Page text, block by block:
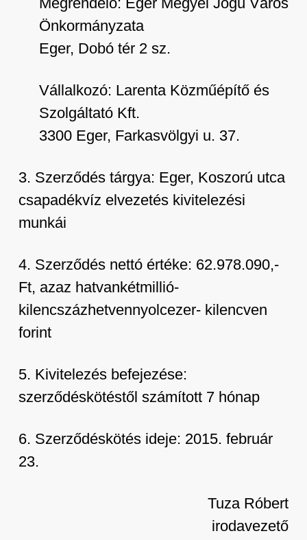
Önkormányzata
Eger, Dobó tér 2 sz.
Vállalkozó: Larenta Közműépítő és
Szolgáltató Kft.
3300 Eger, Farkasvölgyi u. 37.
3. Szerződés tárgya: Eger, Koszorú utca
csapadékvíz elvezetés kivitelezési
munkái
4. Szerződés nettó értéke: 62.978.090,-
Ft, azaz hatvankétmillió-
kilencszázhetvennyolcezer- kilencven
forint
5. Kivitelezés befejezése:
szerződéskötéstől számított 7 hónap
6. Szerződéskötés ideje: 2015. február
23.
Tuza Róbert
irodavezető